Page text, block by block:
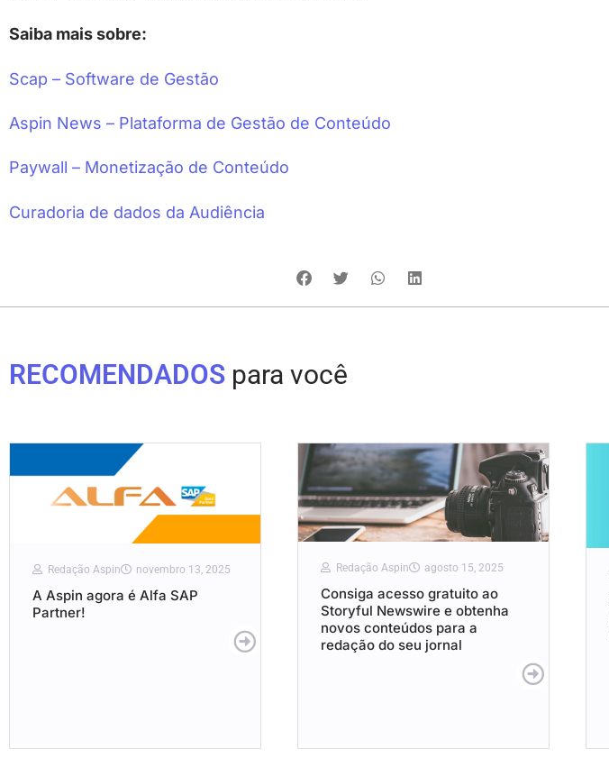
Saiba mais sobre:
Scap – Software de Gestão
Aspin News – Plataforma de Gestão de Conteúdo
Paywall – Monetização de Conteúdo
Curadoria de dados da Audiência
RECOMENDADOS para você
Redação Aspin novembro 13, 2025
A Aspin agora é Alfa SAP
Partner!
Redação Aspin agosto 15, 2025
Consiga acesso gratuito ao
Storyful Newswire e obtenha
novos conteúdos para a
redação do seu jornal